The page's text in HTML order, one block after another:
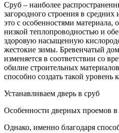
Сруб – наиболее
загородного строения в
это с особенностями материала,
низкой теплопроводностью и
здоровую насыщенную
жестокие зимы. Бревенчатый
изменяется в соответствии со
обилие строительных
способно создать такой уровень
Устанавливаем дверь в сруб
Особенности дверных проемов в
Однако, именно благодаря